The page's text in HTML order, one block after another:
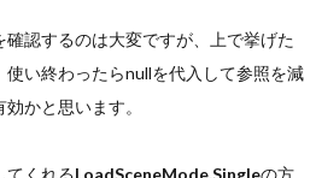
認するのは大変ですが、上で挙げた
い終わったらnullを代入して参照を減
かと思います。
てくれるLoadSceneMode.Singleの方